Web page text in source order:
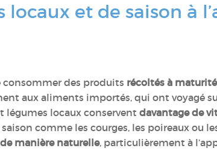
et de saison à
consommer des produits récoltés à maturité
aux aliments importés, qui ont voyagé
légumes locaux conservent davantage de
comme les courges, les poireaux ou
manière naturelle, particulièrement à